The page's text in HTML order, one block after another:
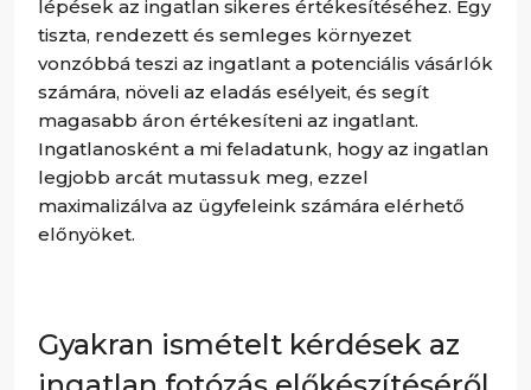
lépések az ingatlan sikeres értékesítéséhez. Egy
tiszta, rendezett és semleges környezet
vonzóbbá teszi az ingatlant a potenciális vásárlók
számára, növeli az eladás esélyeit, és segít
magasabb áron értékesíteni az ingatlant.
Ingatlanosként a mi feladatunk, hogy az ingatlan
legjobb arcát mutassuk meg, ezzel
maximalizálva az ügyfeleink számára elérhető
előnyöket.
Gyakran ismételt kérdések az